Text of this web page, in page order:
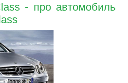
- про автомобиль